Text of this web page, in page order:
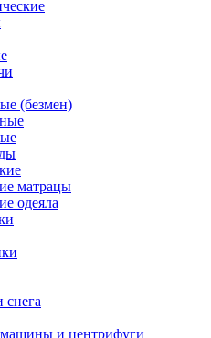
(безмен)
матрацы
одеяла
снега
и центрифуги